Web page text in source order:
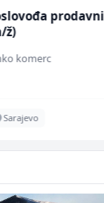
ž)
komerc
Sarajevo